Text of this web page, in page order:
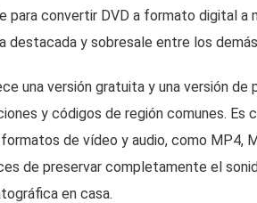
para convertir DVD a formato digital a
destacada y sobresale entre los
una versión gratuita y una versión de
y códigos de región comunes.
de vídeo y audio, como MP4,
de preservar completamente el
en casa.